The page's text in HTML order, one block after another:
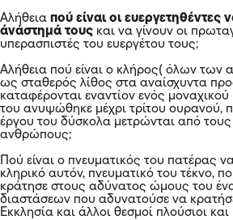
Αλήθεια πού είναι οι
άνάστημά τους και να γίνουν οι
υπερασπιστές του ευεργέτου τους;
Αλήθεια πού είναι ο κλήρος( όλων των
ως σταθερός λίθος στα αναίσχυντα
καταφέρονται εναντίον ενός
του ανυψώθηκε μέχρι τρίτου ουρανού,
έργου του δύσκολα μετρώνται από
ανθρώπους;
Πού είναι ο πνευματικός του πατέρας
κληρικό αυτόν, πνευματικό του τέκνο,
κράτησε στους αδύνατος ώμους του
διαστάσεων που αδυνατούσε να
Εκκλησία και άλλοι θεσμοί πλούσιοι και